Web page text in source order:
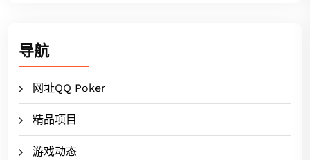
导航
网址QQ Poker
精品项目
游戏动态